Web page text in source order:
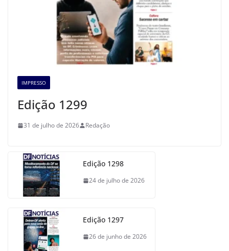
IMPRESSO
Edição 1299
31 de julho de 2026 Redação
Edição 1298
24 de julho de 2026
Edição 1297
26 de junho de 2026